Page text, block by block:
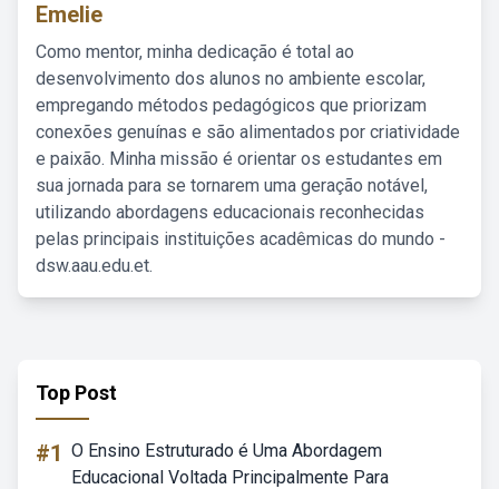
Emelie
Como mentor, minha dedicação é total ao
desenvolvimento dos alunos no ambiente escolar,
empregando métodos pedagógicos que priorizam
conexões genuínas e são alimentados por criatividade
e paixão. Minha missão é orientar os estudantes em
sua jornada para se tornarem uma geração notável,
utilizando abordagens educacionais reconhecidas
pelas principais instituições acadêmicas do mundo -
dsw.aau.edu.et.
Top Post
#1 O Ensino Estruturado é Uma Abordagem
Educacional Voltada Principalmente Para